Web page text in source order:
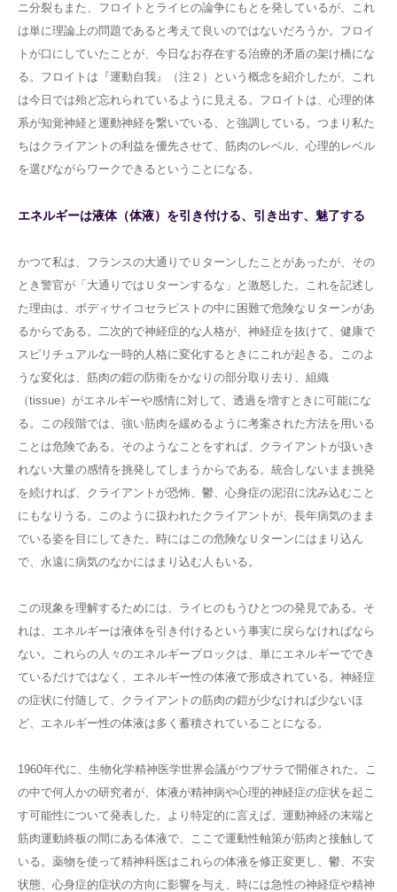
ニ分裂もまた、フロイトとライヒの論争にもとを発しているが、これ
は単に理論上の問題であると考えて良いのではないだろうか。フロイ
トが口にしていたことが、今日なお存在する治療的矛盾の架け橋にな
る。フロイトは『運動自我』（注２）という概念を紹介したが、これ
は今日では殆ど忘れられているように見える。フロイトは、心理的体
系が知覚神経と運動神経を繋いでいる、と強調している。つまり私た
ちはクライアントの利益を優先させて、筋肉のレベル、心理的レベル
を選びながらワークできるということになる。
エネルギーは液体（体液）を引き付ける、引き出す、魅了する
かつて私は、フランスの大通りでＵターンしたことがあったが、その
とき警官が「大通りではＵターンするな」と激怒した。これを記述し
た理由は、ボディサイコセラピストの中に困難で危険なＵターンがあ
るからである。二次的で神経症的な人格が、神経症を抜けて、健康で
スピリチュアルな一時的人格に変化するときにこれが起きる。このよ
うな変化は、筋肉の鎧の防衛をかなりの部分取り去り、組織
（tissue）がエネルギーや感情に対して、透過を増すときに可能にな
る。この段階では、強い筋肉を緩めるように考案された方法を用いる
ことは危険である。そのようなことをすれば、クライアントが扱いき
れない大量の感情を挑発してしまうからである。統合しないまま挑発
を続ければ、クライアントが恐怖、鬱、心身症の泥沼に沈み込むこと
にもなりうる。このように扱われたクライアントが、長年病気のまま
でいる姿を目にしてきた。時にはこの危険なＵターンにはまり込ん
で、永遠に病気のなかにはまり込む人もいる。
この現象を理解するためには、ライヒのもうひとつの発見である。そ
れは、エネルギーは液体を引き付けるという事実に戻らなければなら
ない。これらの人々のエネルギーブロックは、単にエネルギーででき
ているだけではなく、エネルギー性の体液で形成されている。神経症
の症状に付随して、クライアントの筋肉の鎧が少なければ少ないほ
ど、エネルギー性の体液は多く蓄積されていることになる。
1960年代に、生物化学精神医学世界会議がウプサラで開催された。こ
の中で何人かの研究者が、体液が精神病や心理的神経症の症状を起こ
す可能性について発表した。より特定的に言えば、運動神経の末端と
筋肉運動終板の間にある体液で、ここで運動性軸策が筋肉と接触して
いる。薬物を使って精神科医はこれらの体液を修正変更し、鬱、不安
状態、心身症的症状の方向に影響を与え、時には急性の神経症や精神